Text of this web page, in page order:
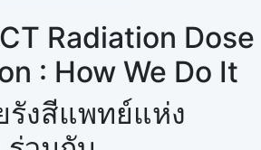
Radiation Dose
: How We Do It
รังสีแพทย์แห่ง